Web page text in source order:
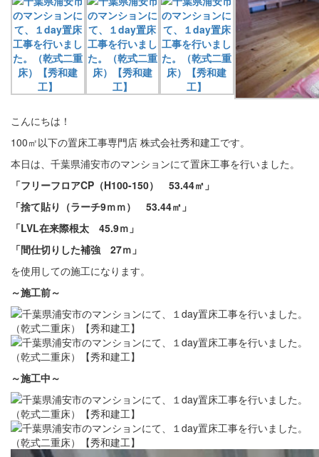
こんにちは！
100㎡以下の置床工事専門店 株式会社秀和建工です。
本日は、千葉県浦安市のマンションにて置床工事を行いました。
「フリーフロアCP（H100-150） 53.44㎡」
「捨て貼り（ラーチ9ｍｍ） 53.44㎡」
「LVL在来際根太 45.9ｍ」
「間仕切りした補強 27ｍ」
を使用しての施工になります。
～施工前～
～施工中 ～